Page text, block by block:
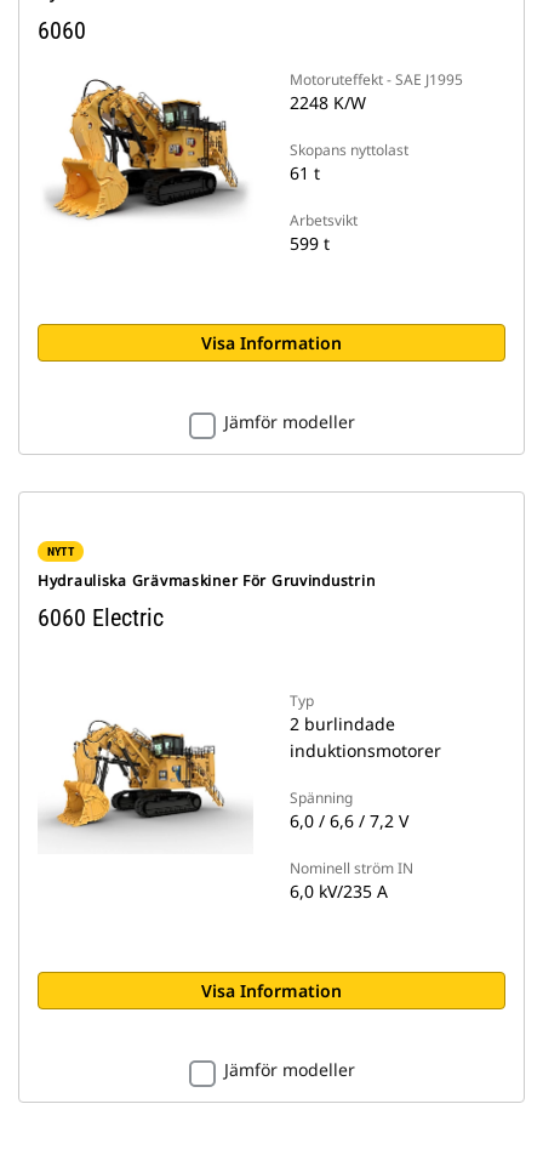
6060
Motoruteffekt - SAE J1995
2248 K/W
Skopans nyttolast
61 t
Arbetsvikt
599 t
Visa Information
Jämför modeller
NYTT
Hydrauliska Grävmaskiner För Gruvindustrin
6060 Electric
Typ
2 burlindade
induktionsmotorer
Spänning
6,0 / 6,6 / 7,2 V
Nominell ström IN
6,0 kV/235 A
Visa Information
Jämför modeller